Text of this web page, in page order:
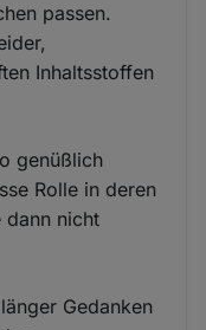
passen.
Inhaltsstoffen
genüßlich
Rolle in deren
dann nicht
Gedanken